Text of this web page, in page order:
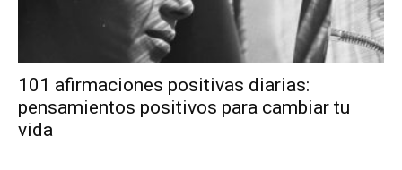
101 afirmaciones positivas diarias:
pensamientos positivos para cambiar tu
vida